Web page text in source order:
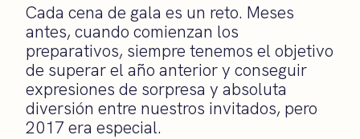
Cada cena de gala es un reto. Meses
antes, cuando comienzan los
preparativos, siempre tenemos el objetivo
de superar el año anterior y conseguir
expresiones de sorpresa y absoluta
diversión entre nuestros invitados, pero
2017 era especial.